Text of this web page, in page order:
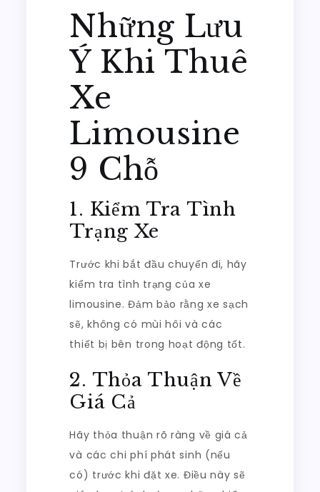
Những Lưu
Ý Khi Thuê
Xe
Limousine
9 Chỗ
1. Kiểm Tra Tình
Trạng Xe
Trước khi bắt đầu chuyến đi, hãy
kiểm tra tình trạng của xe
limousine. Đảm bảo rằng xe sạch
sẽ, không có mùi hôi và các
thiết bị bên trong hoạt động tốt.
2. Thỏa Thuận Về
Giá Cả
Hãy thỏa thuận rõ ràng về giá cả
và các chi phí phát sinh (nếu
có) trước khi đặt xe. Điều này sẽ